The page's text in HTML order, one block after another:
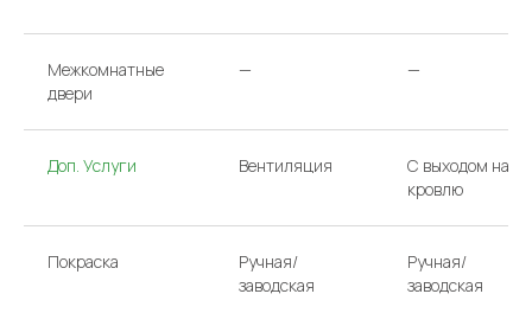
Межкомнатные
двери
— —
Доп. Услуги Вентиляция
С выходом на
кровлю
Покраска
Ручная/
заводская
Ручная/
заводская